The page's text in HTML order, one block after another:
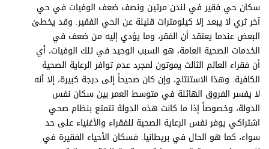
سكان حي فقير في لندن مرتين ونصف ضعف الوفيات في حي
آخر ثري لا يبعد إلا كيلومترات قليلة عن الحي الفقير. وقد يخطئ
البعض عندما يعتقد أن الفقر، وما يؤدي إليه من ضعف في
الخدمات الصحية العامة، هو السبب الوحيد في تلك الوفيات، أي
أن فقراء العالم الثالث يموتون لمجرد عدم توافر الرعاية الصحية
الكافية. وهذا الاستنتاج، وإن كان صحيحاً إلى درجة كبيرة، إلا أنه
لا يفسر الفروق الهائلة في متوسط العمر بين سكان نفس
الدولة، وخصوصاً إذا ما كانت هذه الدولة تتمتع بنظام صحي
اشتراكي يوفر نفس الرعاية الصحية للفقراء والأغنياء على حد
سواء، كما هو الحال في بريطانيا. فسكان الأحياء الفقيرة في